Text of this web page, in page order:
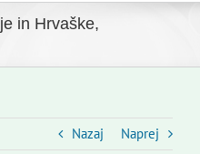
in Hrvaške,
Nazaj Naprej